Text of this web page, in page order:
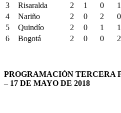
3
Risaralda 2 1 0 1
4
Nariño 2 0 2 0
5
Quindío 2 0 1 1
6
Bogotá 2 0 0 2
PROGRAMACIÓN TERCERA
– 17 DE MAYO DE 2018